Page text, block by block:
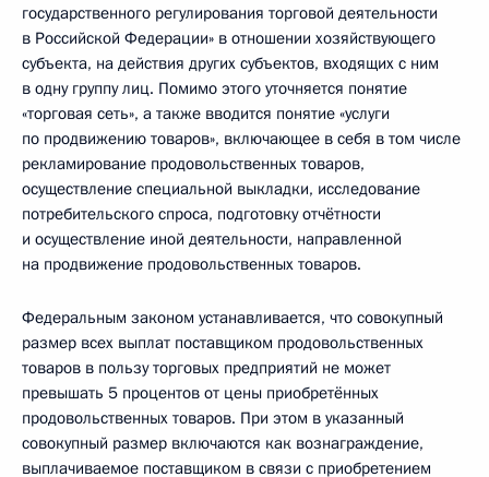
государственного регулирования торговой деятельности
в Российской Федерации» в отношении хозяйствующего
субъекта, на действия других субъектов, входящих с ним
в одну группу лиц. Помимо этого уточняется понятие
«торговая сеть», а также вводится понятие «услуги
по продвижению товаров», включающее в себя в том числе
рекламирование продовольственных товаров,
осуществление специальной выкладки, исследование
потребительского спроса, подготовку отчётности
и осуществление иной деятельности, направленной
на продвижение продовольственных товаров.
Федеральным законом устанавливается, что совокупный
размер всех выплат поставщиком продовольственных
товаров в пользу торговых предприятий не может
превышать 5 процентов от цены приобретённых
продовольственных товаров. При этом в указанный
совокупный размер включаются как вознаграждение,
выплачиваемое поставщиком в связи с приобретением